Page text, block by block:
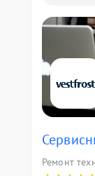
Ремонт